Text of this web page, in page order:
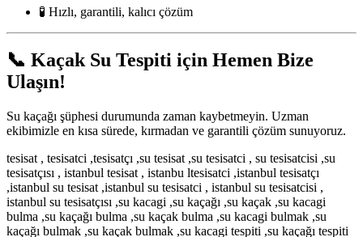
🧪 Hızlı, garantili, kalıcı çözüm
📞 Kaçak Su Tespiti için Hemen Bize
Ulaşın!
Su kaçağı şüphesi durumunda zaman kaybetmeyin. Uzman
ekibimizle en kısa sürede, kırmadan ve garantili çözüm sunuyoruz.
tesisat , tesisatci ,tesisatçı ,su tesisat ,su tesisatci , su tesisatcisi ,su
tesisatçısı , istanbul tesisat , istanbu ltesisatci ,istanbul tesisatçı
,istanbul su tesisat ,istanbul su tesisatci , istanbul su tesisatcisi ,
istanbul su tesisatçısı ,su kacagi ,su kaçağı ,su kaçak ,su kacagi
bulma ,su kaçağı bulma ,su kaçak bulma ,su kacagi bulmak ,su
kaçağı bulmak ,su kaçak bulmak ,su kacagi tespiti ,su kaçağı tespiti